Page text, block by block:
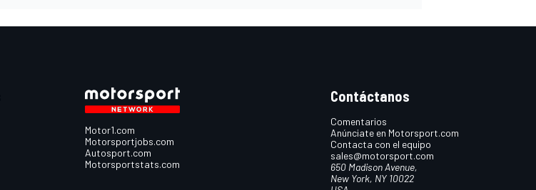
Motor1.com
Motorsportjobs.com
Autosport.com
Motorsportstats.com
Contáctanos
Comentarios
Anúnciate en Motorsport.com
Contacta con el equipo
sales@motorsport.com
650 Madison Avenue,
New York, NY 10022